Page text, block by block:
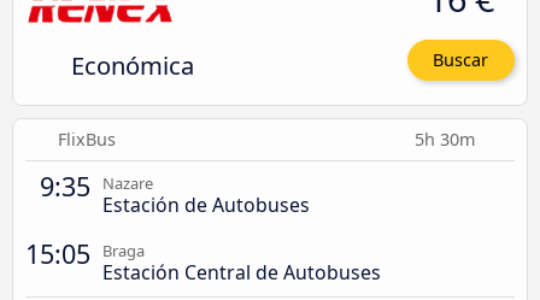
Económica Buscar
FlixBus 5h 30m
9:35 Nazare
Estación de Autobuses
15:05 Braga
Estación Central de Autobuses